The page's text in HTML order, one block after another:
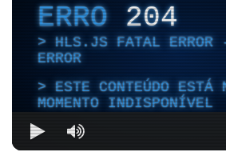
ERRO204
HLS.JS FATAL ERROR -
ERROR
ESTE CONTEÚDO ESTÁ
MOMENTO INDISPONÍVEL